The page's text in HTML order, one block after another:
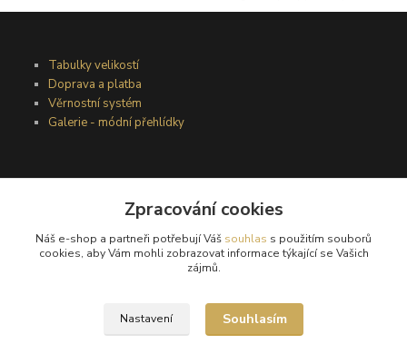
Tabulky velikostí
Doprava a platba
Věrnostní systém
Galerie - módní přehlídky
Obchodní podmínky
Ochrana osobních údajů
Kontakty
Reklamační řád
Zpracování cookies
Náš e-shop a partneři potřebují Váš souhlas s použitím souborů
cookies, aby Vám mohli zobrazovat informace týkající se Vašich
zájmů.
Nastavení Souhlasím